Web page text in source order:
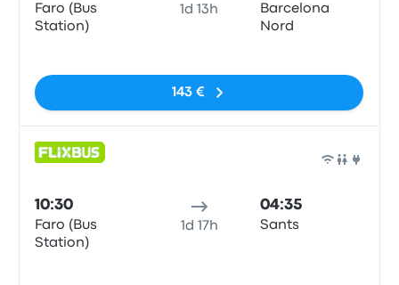
Faro (Bus
Station)
1d 13h
Barcelona
Nord
143 €
10:30
Faro (Bus
Station)
1d 17h
04:35
Sants